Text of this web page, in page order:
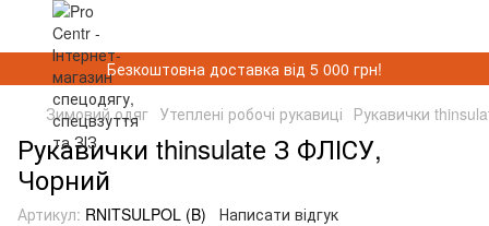
Безкоштовна доставка від 5 000 грн!
Зимовий одяг Утеплені робочі рукавиці Рукавички
Рукавички thinsulatе З ФЛІСУ,
Чорний
Артикул: RNITSULPOL (B) Написати відгук